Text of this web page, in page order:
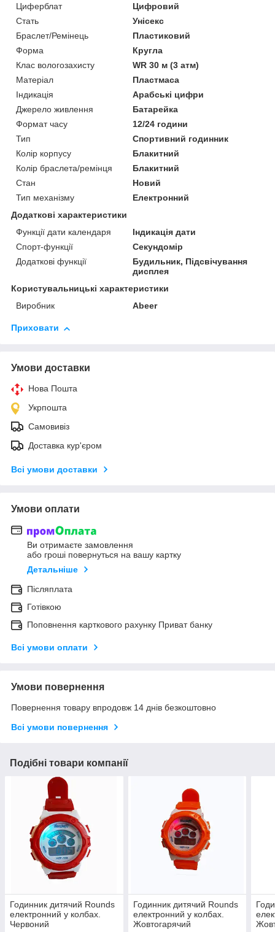
Циферблат
Цифровий
Стать
Унісекс
Браслет/Ремінець
Пластиковий
Форма
Кругла
Клас вологозахисту
WR 30 м (3 атм)
Матеріал
Пластмаса
Індикація
Арабські цифри
Джерело живлення
Батарейка
Формат часу
12/24 години
Тип
Спортивний годинник
Колір корпусу
Блакитний
Колір браслета/ремінця
Блакитний
Стан
Новий
Тип механізму
Електронний
Додаткові характеристики
Функції дати календаря
Індикація дати
Спорт-функції
Секундомір
Додаткові функції
Будильник, Підсвічування
дисплея
Користувальницькі характеристики
Виробник
Abeer
Приховати
Умови доставки
Нова Пошта
Укрпошта
Самовивіз
Доставка кур'єром
Всі умови доставки
Умови оплати
Ви отримаєте замовлення
або гроші повернуться на вашу картку
Детальніше
Післяплата
Готівкою
Поповнення карткового рахунку Приват банку
Всі умови оплати
Умови повернення
Повернення товару впродовж 14 днів безкоштовно
Всі умови повернення
Подібні товари компанії
Годинник дитячий Rounds
електронний у колбах.
Червоний
Годинник дитячий Rounds
електронний у колбах.
Жовтогарячий